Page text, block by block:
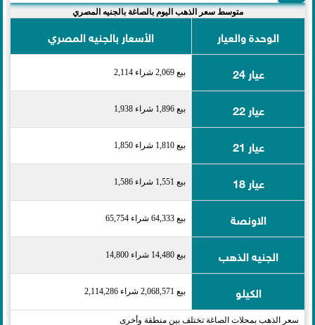
متوسط سعر الذهب اليوم بالصاغة بالجنيه المصري
الوحدة والعيار
الأسعار بالجنيه المصري
عيار 24
بيع 2,069 شراء 2,114
عيار 22 بيع 1,896 شراء 1,938
عيار 21 بيع 1,810 شراء 1,850
عيار 18 بيع 1,551 شراء 1,586
الاونصة بيع 64,333 شراء 65,754
الجنيه الذهب بيع 14,480 شراء 14,800
الكيلو بيع 2,068,571 شراء 2,114,286
سعر الذهب بمحلات الصاغة تختلف بين منطقة وأخرى